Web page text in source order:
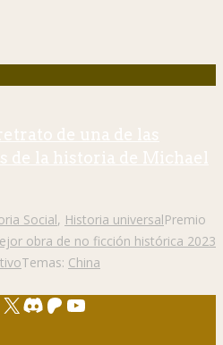
de una de las
de la historia de Michael
Social, Historia universalPremio
obra de no ficción histórica 2023
Temas: China
X Discord
Patreon
YouTube